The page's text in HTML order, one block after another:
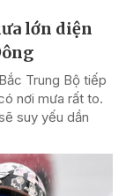
lớn diện
Trung Bộ tiếp
nơi mưa rất to.
suy yếu dần